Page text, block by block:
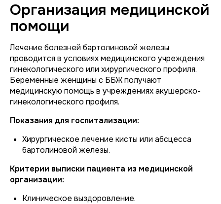
Организация медицинской
помощи
Лечение болезней бартолиновой железы
проводится в условиях медицинского учреждения
гинекологического или хирургического профиля.
Беременные женщины с ББЖ получают
медицинскую помощь в учреждениях акушерско-
гинекологического профиля.
Показания для госпитализации:
Хирургическое лечение кисты или абсцесса
бартолиновой железы.
Критерии выписки пациента из медицинской
организации:
Клиническое выздоровление.